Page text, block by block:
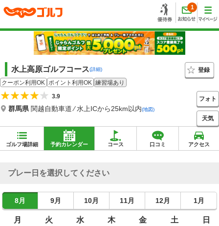
1
水上高原ゴルフコース(詳細)
登録
クーポン利用OK ポイント利用OK 練習場あり
3.9
群馬県 関越自動車道 ⁄ 水上ICから25km以内(地図)
フォト
天気
ゴルフ場詳細 予約カレンダー コース 口コミ アクセス
プレー日を選択してください
8月 9月 10月 11月 12月 1月
月 火 水 木 金 土 日